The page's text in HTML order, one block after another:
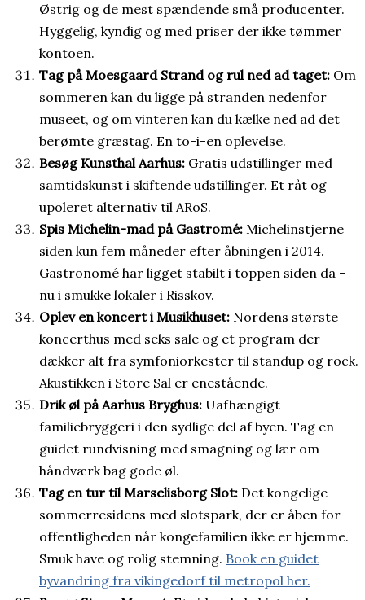
Østrig og de mest spændende små producenter.
Hyggelig, kyndig og med priser der ikke tømmer
kontoen.
Tag på Moesgaard Strand og rul ned ad taget: Om
sommeren kan du ligge på stranden nedenfor
museet, og om vinteren kan du kælke ned ad det
berømte græstag. En to-i-en oplevelse.
Besøg Kunsthal Aarhus: Gratis udstillinger med
samtidskunst i skiftende udstillinger. Et råt og
upoleret alternativ til ARoS.
Spis Michelin-mad på Gastromé: Michelinstjerne
siden kun fem måneder efter åbningen i 2014.
Gastronomé har ligget stabilt i toppen siden da –
nu i smukke lokaler i Risskov.
Oplev en koncert i Musikhuset: Nordens største
koncerthus med seks sale og et program der
dækker alt fra symfoniorkester til standup og rock.
Akustikken i Store Sal er enestående.
Drik øl på Aarhus Bryghus: Uafhængigt
familiebryggeri i den sydlige del af byen. Tag en
guidet rundvisning med smagning og lær om
håndværk bag gode øl.
Tag en tur til Marselisborg Slot: Det kongelige
sommerresidens med slotspark, der er åben for
offentligheden når kongefamilien ikke er hjemme.
Smuk have og rolig stemning. Book en guidet
byvandring fra vikingedorf til metropol her.